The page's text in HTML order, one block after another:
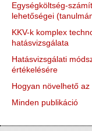
Egységköltség-
lehetőségei
KKV-k komplex
hatásvizsgálata
Hatásvizsgálati
értékelésére
Hogyan növelhető
Minden publikáció